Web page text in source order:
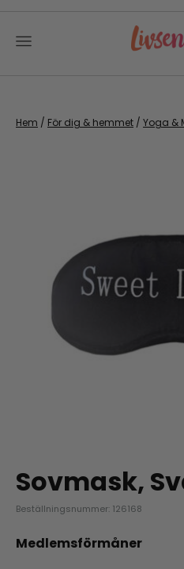
content
Hem / För dig & hemmet / Yoga &
Sovmask,
Beställningsnummer: 126168
Medlemsförmåner